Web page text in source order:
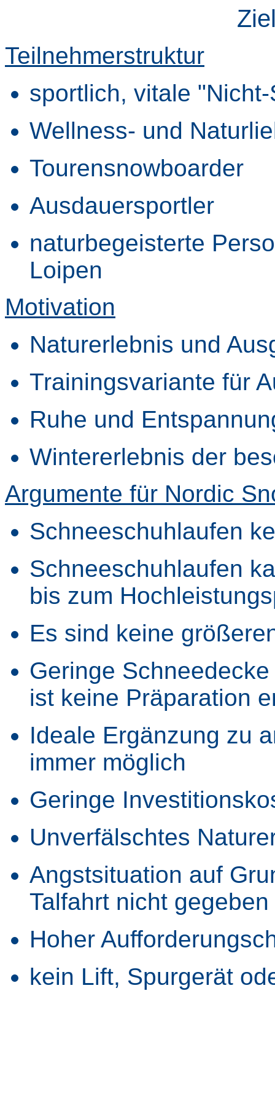
Teilnehmerstruktur
sportlich, vitale
Wellness- und
Tourensnowboarder
Ausdauersportler
naturbegeisterte
Loipen
Motivation
Naturerlebnis und
Trainingsvariante für
Ruhe und
Wintererlebnis der
Argumente für Nordic
Schneeschuhlaufen
Schneeschuhlaufen
bis zum
Es sind keine
Geringe
ist keine Präparation
Ideale Ergänzung zu
immer möglich
Geringe
Unverfälschtes
Angstsituation auf
Talfahrt nicht gegeben
Hoher
kein Lift, Spurgerät